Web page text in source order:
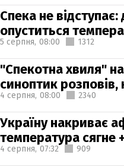
Спека не
опуститься
5 серпня, 08:00 1312
"Спекотна хвиля"
синоптик розповів,
4 серпня, 08:00 2340
Україну накриває
температура сягне
4 серпня, 07:32 909